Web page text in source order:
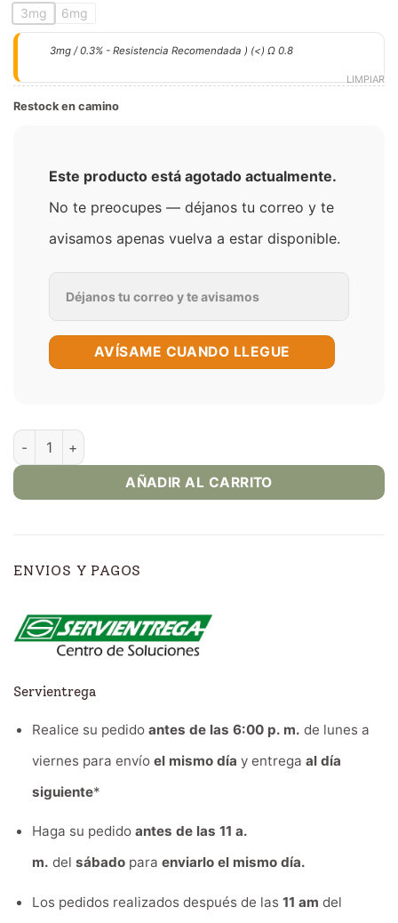
3mg 6mg
LIMPIAR
3mg / 0.3% - Resistencia Recomendada ) (<) Ω 0.8
Restock en camino
Este producto está agotado actualmente.
No te preocupes — déjanos tu correo y te
avisamos apenas vuelva a estar disponible.
AVÍSAME CUANDO LLEGUE
Tabacco Monster Bold cantidad
AÑADIR AL CARRITO
ENVIOS Y PAGOS
Servientrega
Realice su pedido antes de las 6:00 p. m. de lunes a
viernes para envío el mismo día y entrega al día
siguiente*
Haga su pedido antes de las 11 a.
m. del sábadopara enviarlo el mismo día.
Los pedidos realizados después de las 11 am del